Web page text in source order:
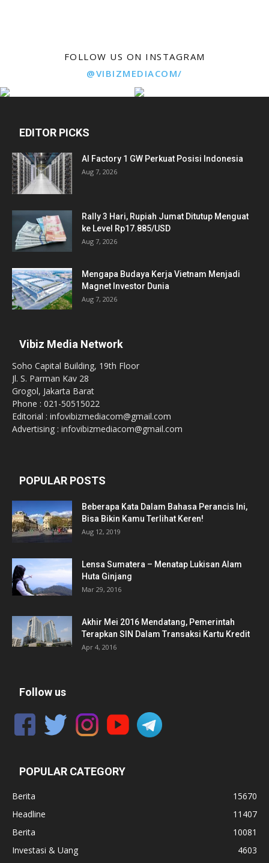
FOLLOW US ON INSTAGRAM
@VIBIZMEDIACOM/
EDITOR PICKS
AI Factory 1 GW Perkuat Posisi Indonesia
Aug 7, 2026
Rally 3 Hari, Rupiah Jumat Ditutup Menguat
ke Level Rp17.885/USD
Aug 7, 2026
Mengapa Budaya Kerja Vietnam Menjadi
Magnet Investor Dunia
Aug 7, 2026
Vibiz Media Network
Soho Capital Building, 19th Floor
Jl. S. Parman Kav 28
Grogol, Jakarta Barat
Phone : 021-50515022
Editorial : infovibizmediacom@gmail.com
Advertising : infovibizmediacom@gmail.com
POPULAR POSTS
Beberapa Kata Dalam Bahasa Perancis Ini,
Bisa Bikin Kamu Terlihat Keren!
Aug 12, 2019
Lensa Sumatera – Menatap Lukisan Alam
Huta Ginjang
Mar 29, 2016
Akhir Mei 2016 Mendatang, Pemerintah
Terapkan SIN Dalam Transaksi Kartu Kredit
Apr 4, 2016
Follow us
POPULAR CATEGORY
Berita
15670
Headline
11407
Berita
10081
Investasi & Uang
4603